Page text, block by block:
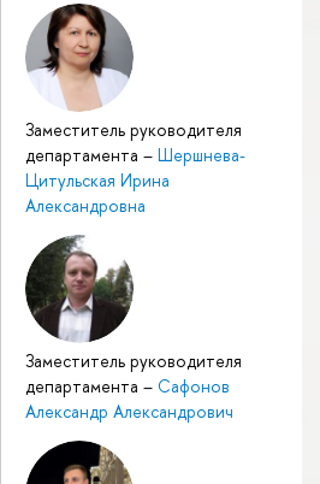
Заместитель руководителя
департамента – Шершнева-
Цитульская Ирина
Александровна
Заместитель руководителя
департамента – Сафонов
Александр Александрович